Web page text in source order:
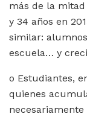
más de la
y 34 años en
similar:
escuela… y
o Estudiantes,
quienes